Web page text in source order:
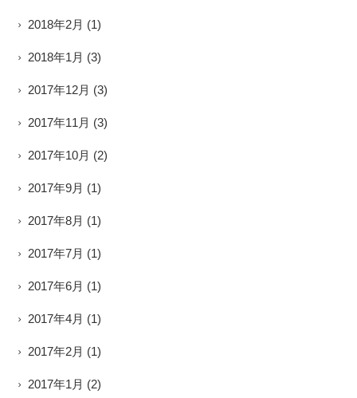
2018年2月 (1)
2018年1月 (3)
2017年12月 (3)
2017年11月 (3)
2017年10月 (2)
2017年9月 (1)
2017年8月 (1)
2017年7月 (1)
2017年6月 (1)
2017年4月 (1)
2017年2月 (1)
2017年1月 (2)